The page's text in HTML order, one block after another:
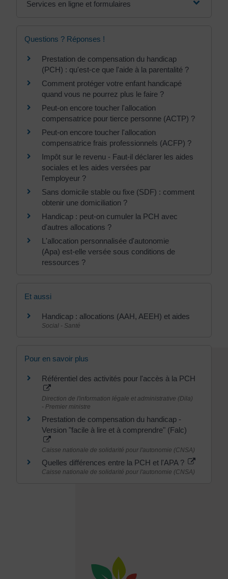
Services en ligne et formulaires
Questions ? Réponses !
Prestation de compensation du handicap
(PCH) : qu'est-ce que l'aide à la parentalité ?
Comment protéger votre enfant handicapé
quand vous ne pourrez plus le faire ?
Peut-on encore toucher l'allocation
compensatrice pour tierce personne (ACTP) ?
Peut-on encore toucher l'allocation
compensatrice frais professionnels (ACFP) ?
Impôt sur le revenu - Faut-il déclarer les aides
sociales et les aides versées par
l'employeur ?
Sans domicile stable ou fixe (SDF) : comment
obtenir une domiciliation ?
Handicap : peut-on cumuler la PCH avec
d'autres allocations ?
L'allocation personnalisée d'autonomie
(Apa) est-elle versée sous conditions de
ressources ?
Et aussi
Handicap : allocations (AAH, AEEH) et aides
Social - Santé
Pour en savoir plus
Référentiel des activités pour l'accès à la PCH
Direction de l'information légale et administrative (Dila)
- Premier ministre
Prestation de compensation du handicap -
Version "facile à lire et à comprendre" (Falc)
Caisse nationale de solidarité pour l'autonomie (CNSA)
Quelles différences entre la PCH et l'APA ?
Caisse nationale de solidarité pour l'autonomie (CNSA)